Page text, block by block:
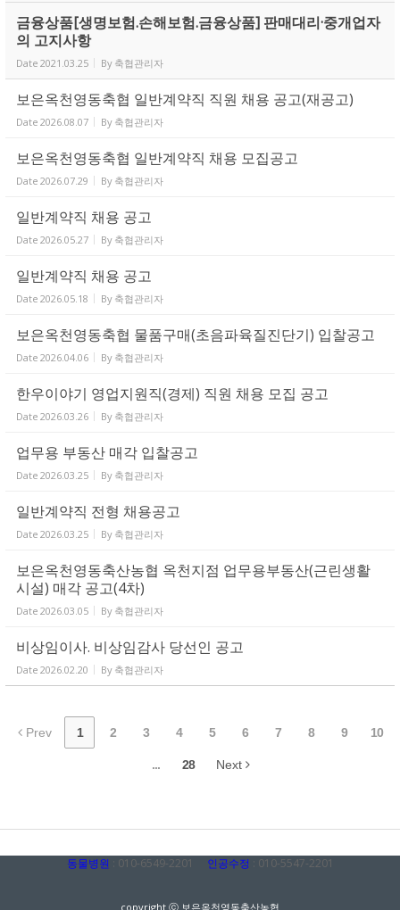
금융상품[생명보험.손해보험.금융상품] 판매대리·중개업자
의 고지사항
Date 2021.03.25 By 축협관리자
보은옥천영동축협 일반계약직 직원 채용 공고(재공고)
Date 2026.08.07 By 축협관리자
보은옥천영동축협 일반계약직 채용 모집공고
Date 2026.07.29 By 축협관리자
일반계약직 채용 공고
Date 2026.05.27 By 축협관리자
일반계약직 채용 공고
Date 2026.05.18 By 축협관리자
보은옥천영동축협 물품구매(초음파육질진단기) 입찰공고
Date 2026.04.06 By 축협관리자
한우이야기 영업지원직(경제) 직원 채용 모집 공고
Date 2026.03.26 By 축협관리자
업무용 부동산 매각 입찰공고
Date 2026.03.25 By 축협관리자
일반계약직 전형 채용공고
Date 2026.03.25 By 축협관리자
보은옥천영동축산농협 옥천지점 업무용부동산(근린생활
시설) 매각 공고(4차)
Date 2026.03.05 By 축협관리자
비상임이사. 비상임감사 당선인 공고
Date 2026.02.20 By 축협관리자
Prev 1 2 3 4 5 6 7 8 9 10
... 28 Next
동물병원 : 010-6549-2201 인공수정 : 010-5547-2201
copyright ⓒ 보은옥천영동축산농협